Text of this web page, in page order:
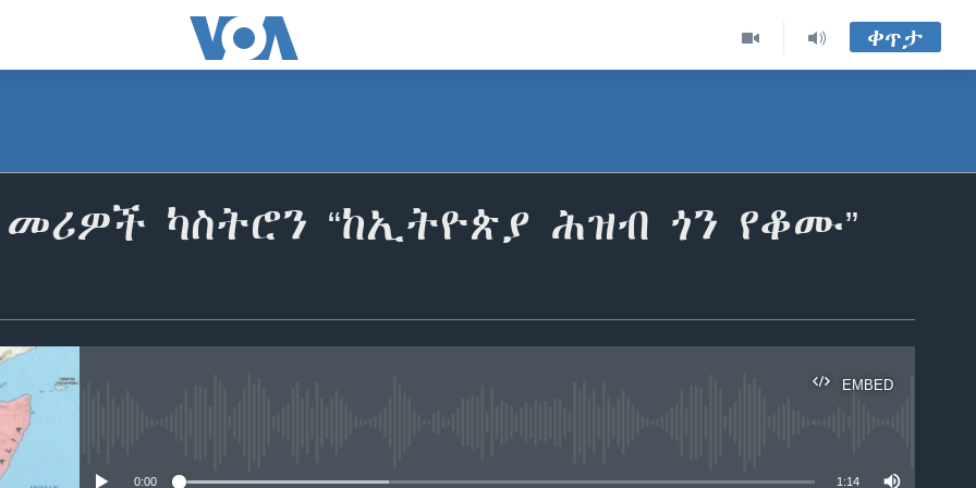
ቀጥታ
ካስትሮን “ከኢትዮጵያ ሕዝብ ጎን የቆሙ”
EMBED
0:00 1:14